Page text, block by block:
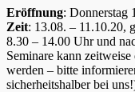
Eröffnung: Donnerstag
Zeit: 13.08. – 11.10.20,
8.30 – 14.00 Uhr und
Seminare kann
werden – bitte
sicherheitshalber bei